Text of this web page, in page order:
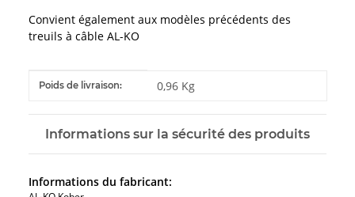
Convient également aux modèles précédents des
treuils à câble AL-KO
#productDetails.itemInformation#
#productDetails.itemValue#
Poids de livraison: 0,96 Kg
Informations sur la sécurité des produits
Informations du fabricant: